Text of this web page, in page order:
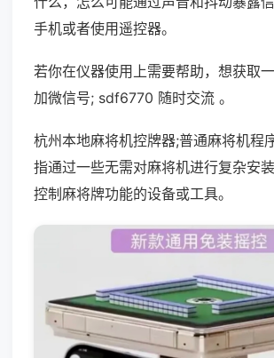
手机或者使用遥控器。
若你在仪器使用上需要帮助，想获取
加微信号; sdf6770 随时交流 。
杭州本地麻将机控牌器;普通麻将机程
指通过一些无需对麻将机进行复杂安
控制麻将牌功能的设备或工具。